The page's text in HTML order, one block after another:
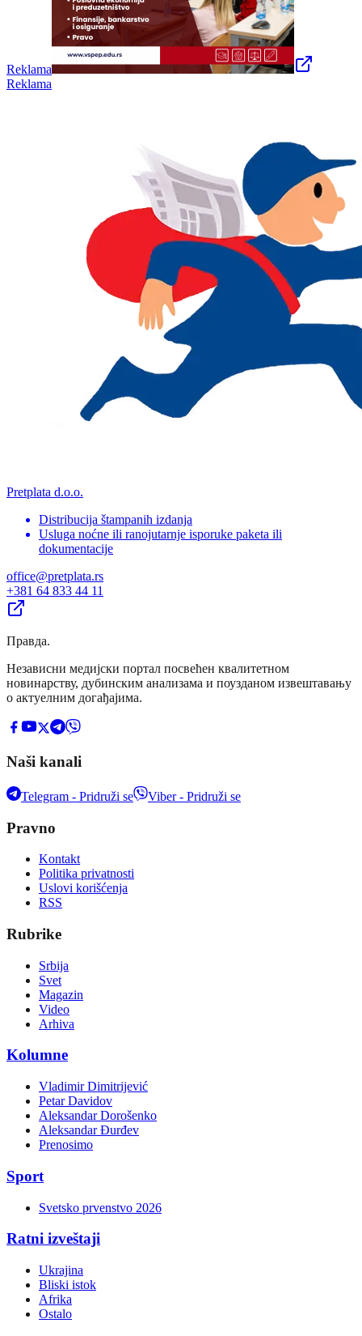
Reklama
Reklama
Pretplata d.o.o.
Distribucija štampanih izdanja
Usluga noćne ili ranojutarnje isporuke paketa ili
dokumentacije
office@pretplata.rs
+381 64 833 44 11
Правда.
Независни медијски портал посвећен квалитетном
новинарству, дубинским анализама и поузданом извештавању
о актуелним догађајима.
Naši kanali
Telegram - Pridruži se Viber - Pridruži se
Pravno
Kontakt
Politika privatnosti
Uslovi korišćenja
RSS
Rubrike
Srbija
Svet
Magazin
Video
Arhiva
Kolumne
Vladimir Dimitrijević
Petar Davidov
Aleksandar Dorošenko
Aleksandar Đurđev
Prenosimo
Sport
Svetsko prvenstvo 2026
Ratni izveštaji
Ukrajina
Bliski istok
Afrika
Ostalo